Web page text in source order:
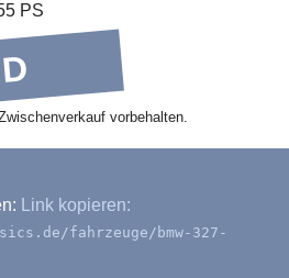
PS
vorbehalten.
Link kopieren:
fahrzeuge/bmw-327-